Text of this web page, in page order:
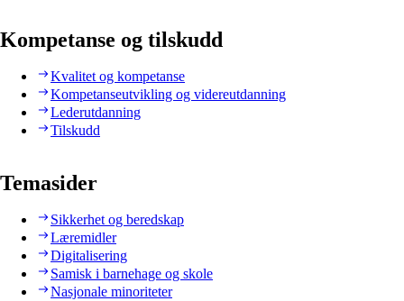
Kompetanse og tilskudd
Kvalitet og kompetanse
Kompetanseutvikling og videreutdanning
Lederutdanning
Tilskudd
Temasider
Sikkerhet og beredskap
Læremidler
Digitalisering
Samisk i barnehage og skole
Nasjonale minoriteter